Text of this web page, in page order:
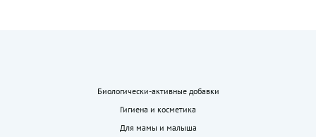
Биологически-активные добавки
Гигиена и косметика
Для мамы и малыша